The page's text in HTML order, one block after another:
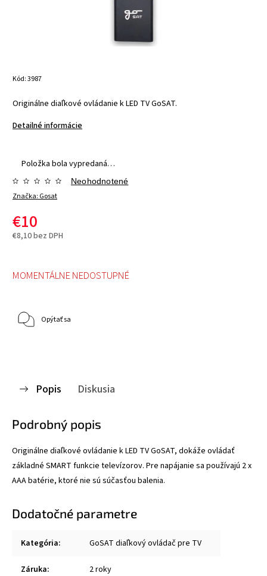
Kód:3987
Originálne diaľkové ovládanie k LED TV GoSAT.
Detailné informácie
Položka bola vypredaná…
Značka: Gosat
Neohodnotené
€10
€8,10 bez DPH
MOMENTÁLNE NEDOSTUPNÉ
Opýtať sa
Popis Diskusia
Podrobný popis
Originálne diaľkové ovládanie k LED TV GoSAT, dokáže ovládať
základné SMART funkcie televízorov. Pre napájanie sa používajú 2 x
AAA batérie, ktoré nie sú súčasťou balenia.
Dodatočné parametre
Kategória: GoSAT diaľkový ovládač pre TV
Záruka: 2 roky